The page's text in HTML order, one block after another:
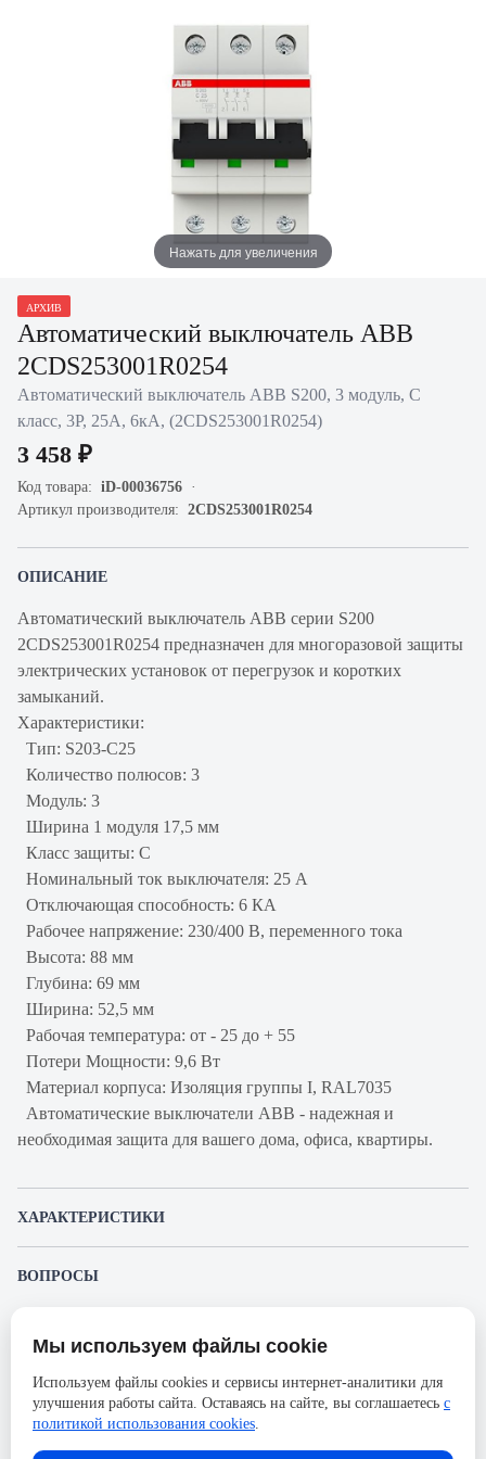
Нажать для увеличения
АРХИВ
Автоматический выключатель ABB
2CDS253001R0254
Автоматический выключатель ABB S200, 3 модуль, C
класс, 3P, 25А, 6кА, (2CDS253001R0254)
3 458 ₽
Код товара: iD-00036756
Артикул производителя: 2CDS253001R0254
ОПИСАНИЕ
Автоматический выключатель ABB серии S200
2CDS253001R0254 предназначен для многоразовой защиты
электрических установок от перегрузок и коротких
замыканий.
Характеристики:
Тип: S203-C25
Количество полюсов: 3
Модуль: 3
Ширина 1 модуля 17,5 мм
Класс защиты: С
Номинальный ток выключателя: 25 А
Отключающая способность: 6 КА
Рабочее напряжение: 230/400 В, переменного тока
Высота: 88 мм
Глубина: 69 мм
Ширина: 52,5 мм
Рабочая температура: от - 25 до + 55
Потери Мощности: 9,6 Вт
Материал корпуса: Изоляция группы I, RAL7035
Автоматические выключатели ABB - надежная и
необходимая защита для вашего дома, офиса, квартиры.
ХАРАКТЕРИСТИКИ
Производитель
Серия
S200
Номинальный ток
ВОПРОСЫ
Пожалуйста, авторизуйтесь, чтобы иметь
возможность оставлять вопросы.
Представленные изображения и характеристики могут отличаться от реального
без предварительного уведомления. Компания АйДистрибьют не несёт
ответственности в случае не соответствия текущей модели товаров фотографиям,
размещённым в карточке товара.
Мы используем файлы cookie
Используем файлы cookies и сервисы интернет-аналитики для
улучшения работы сайта. Оставаясь на сайте, вы соглашаетесь с
политикой использования cookies.